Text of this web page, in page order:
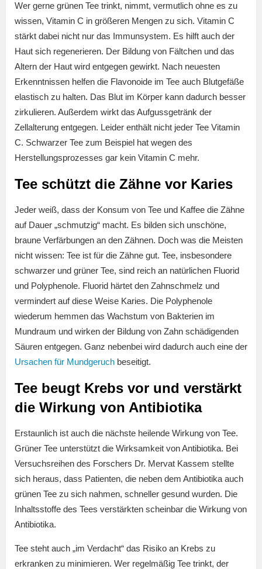
Wer gerne grünen Tee trinkt, nimmt, vermutlich ohne es zu
wissen, Vitamin C in größeren Mengen zu sich. Vitamin C
stärkt dabei nicht nur das Immunsystem. Es hilft auch der
Haut sich regenerieren. Der Bildung von Fältchen und das
Altern der Haut wird entgegen gewirkt. Nach neuesten
Erkenntnissen helfen die Flavonoide im Tee auch Blutgefäße
elastisch zu halten. Das Blut im Körper kann dadurch besser
zirkulieren. Außerdem wirkt das Aufgussgetränk der
Zellalterung entgegen. Leider enthält nicht jeder Tee Vitamin
C. Schwarzer Tee zum Beispiel hat wegen des
Herstellungsprozesses gar kein Vitamin C mehr.
Tee schützt die Zähne vor Karies
Jeder weiß, dass der Konsum von Tee und Kaffee die Zähne
auf Dauer „schmutzig“ macht. Es bilden sich unschöne,
braune Verfärbungen an den Zähnen. Doch was die Meisten
nicht wissen: Tee ist für die Zähne gut. Tee, insbesondere
schwarzer und grüner Tee, sind reich an natürlichen Fluorid
und Polyphenole. Fluorid härtet den Zahnschmelz und
vermindert auf diese Weise Karies. Die Polyphenole
wiederum hemmen das Wachstum von Bakterien im
Mundraum und wirken der Bildung von Zahn schädigenden
Säuren entgegen. Ganz nebenbei wird dadurch auch eine der
Ursachen für Mundgeruch beseitigt.
Tee beugt Krebs vor und verstärkt
die Wirkung von Antibiotika
Erstaunlich ist auch die nächste heilende Wirkung von Tee.
Grüner Tee unterstützt die Wirksamkeit von Antibiotika. Bei
Versuchsreihen des Forschers Dr. Mervat Kassem stellte
sich heraus, dass Patienten, die neben dem Antibiotika auch
grünen Tee zu sich nahmen, schneller gesund wurden. Die
Inhaltsstoffe des Tees verstärkten scheinbar die Wirkung von
Antibiotika.
Tee steht auch „im Verdacht“ das Risiko an Krebs zu
erkranken zu minimieren. Wer regelmäßig Tee trinkt, der